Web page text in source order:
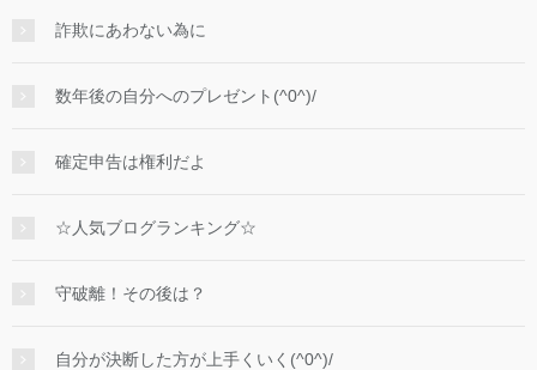
詐欺にあわない為に
数年後の自分へのプレゼント(^0^)/
確定申告は権利だよ
☆人気ブログランキング☆
守破離！その後は？
自分が決断した方が上手くいく(^0^)/